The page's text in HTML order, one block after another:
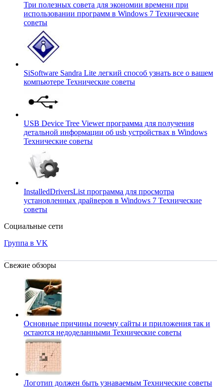
Три полезных совета для экономии времени при
использовании программ в Windows 7 Технические
советы
SiSoftware Sandra Lite легкий способ узнать все о вашем
компьютере Технические советы
USB Device Tree Viewer программа для получения
детальной информации об usb устройствах в Windows
Технические советы
InstalledDriversList программа для просмотра
установленных драйверов в Windows 7 Технические
советы
Социальные сети
Группа в VK
Свежие обзоры
Основные причины почему сайты и приложения так и
остаются недоделанными Технические советы
Логотип должен быть узнаваемым Технические советы